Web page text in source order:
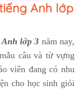
Anh lớp
lớp 3 năm nay,
câu và từ vựng
viên đang có nhu
cho học sinh giỏi